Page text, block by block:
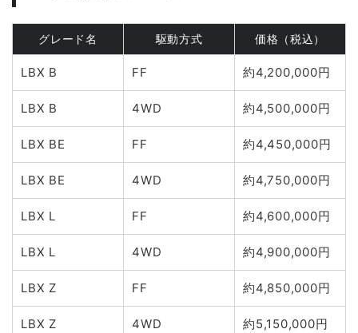
グレード名 駆動方式 価格（税込）
LBX B FF 約4,200,000円
LBX B 4WD 約4,500,000円
LBX BE FF 約4,450,000円
LBX BE 4WD 約4,750,000円
LBX L FF 約4,600,000円
LBX L 4WD 約4,900,000円
LBX Z FF 約4,850,000円
LBX Z 4WD 約5,150,000円